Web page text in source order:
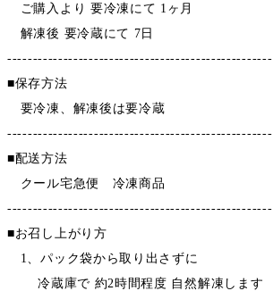
ご購入より 要冷凍にて 1ヶ月
解凍後 要冷蔵にて 7日
----------------------------------------------------
■保存方法
要冷凍、解凍後は要冷蔵
----------------------------------------------------
■配送方法
クール宅急便 冷凍商品
----------------------------------------------------
■お召し上がり方
1、パック袋から取り出さずに
冷蔵庫で 約2時間程度 自然解凍します